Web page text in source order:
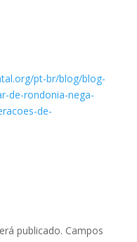
pt-br/blog/blog-
de-rondonia-nega-
de-
publicado. Campos